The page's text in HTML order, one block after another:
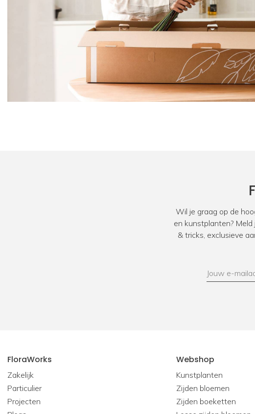
Wil je graag op de
en kunstplanten?
& tricks, exclusieve
FloraWorks
Zakelijk
Particulier
Projecten
Webshop
Kunstplanten
Zijden bloemen
Zijden boeketten